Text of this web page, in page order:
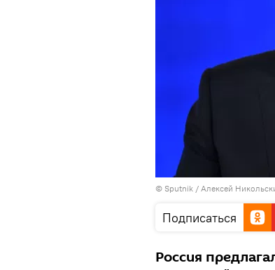
© Sputnik / Алексей
Подписаться
Россия